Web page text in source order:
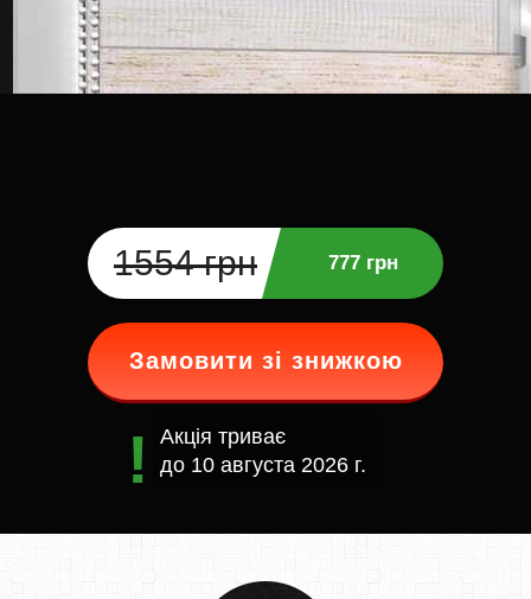
1554 грн 777 грн
Замовити зі знижкою
Акція триває
до 10 августа 2026 г.